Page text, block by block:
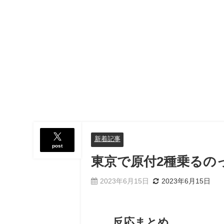
post
新着記事
東京で原付2種乗るの
2023年6月15日 2023年6月15日